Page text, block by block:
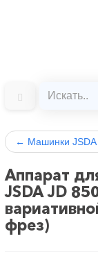
← Машинки
Аппарат
JSDA JD
фрез)